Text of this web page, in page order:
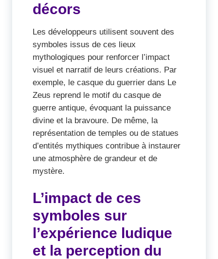
décors
Les développeurs utilisent souvent des
symboles issus de ces lieux
mythologiques pour renforcer l’impact
visuel et narratif de leurs créations. Par
exemple, le casque du guerrier dans Le
Zeus reprend le motif du casque de
guerre antique, évoquant la puissance
divine et la bravoure. De même, la
représentation de temples ou de statues
d’entités mythiques contribue à instaurer
une atmosphère de grandeur et de
mystère.
L’impact de ces
symboles sur
l’expérience ludique
et la perception du